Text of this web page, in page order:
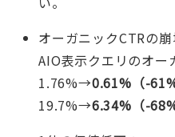
オーガニックCTRの崩
AIO表示クエリのオー
1.76%→0.61%（-61%
19.7%→6.34%（-68%